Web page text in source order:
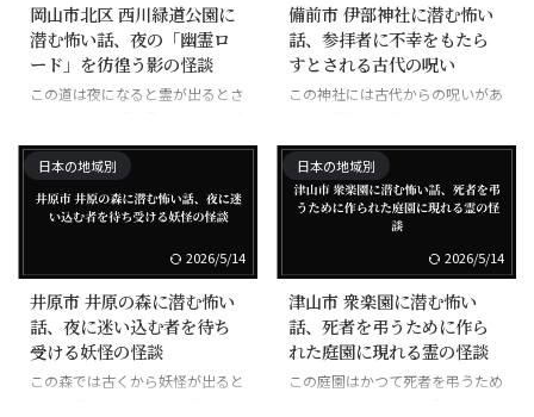
岡山市北区 西川緑道公園に
潜む怖い話、夜の「幽霊ロ
ード」を彷徨う影の怪談
この道は夜になると霊が出るとさ
ばれている。
備前市 伊部神社に潜む怖い
話、参拝者に不幸をもたら
すとされる古代の呪い
この神社には古代からの呪いがあ
れる。
日本の地域別
2026/5/14
井原市 井原の森に潜む怖い
話、夜に迷い込む者を待ち
受ける妖怪の怪談
この森では古くから妖怪が出ると
日本の地域別
2026/5/14
津山市 衆楽園に潜む怖い
話、死者を弔うために作ら
れた庭園に現れる霊の怪談
この庭園はかつて死者を弔うため